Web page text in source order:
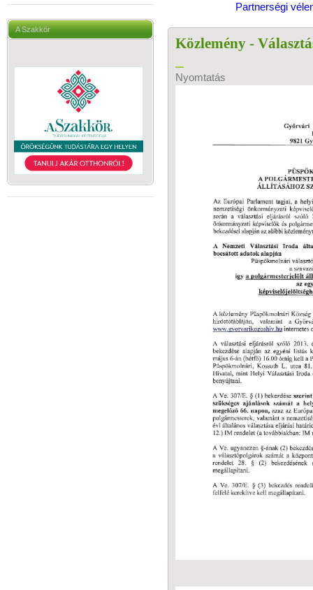
A Szakkör
Partnerségi
Közlemény -
Nyomtatás